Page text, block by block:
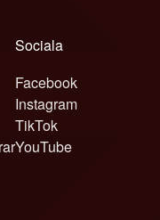
Sociala
Facebook
Instagram
TikTok
YouTube